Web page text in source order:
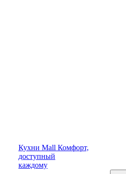
Кухни Mall Комфорт,
доступный
каждому